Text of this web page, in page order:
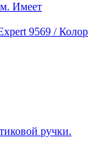
Имеет
9569 / Колор
ручки.